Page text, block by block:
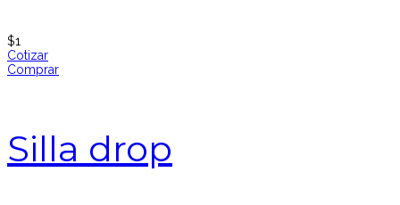
$1
Cotizar
Comprar
Silla drop